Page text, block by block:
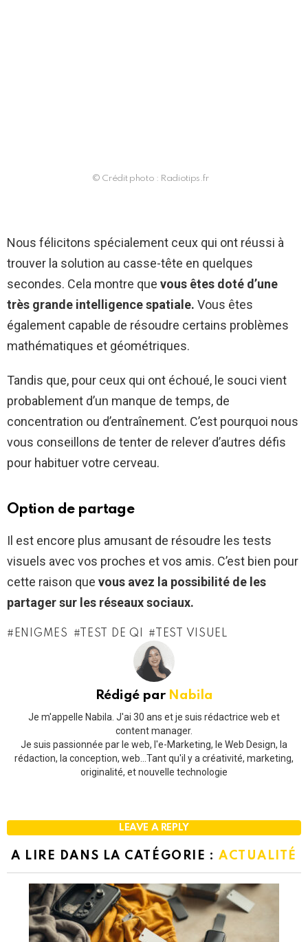
© Crédit photo : Radiotips.fr
Nous félicitons spécialement ceux qui ont réussi à
trouver la solution au casse-tête en quelques
secondes. Cela montre que vous êtes doté d’une
très grande intelligence spatiale. Vous êtes
également capable de résoudre certains problèmes
mathématiques et géométriques.
Tandis que, pour ceux qui ont échoué, le souci vient
probablement d’un manque de temps, de
concentration ou d’entraînement. C’est pourquoi nous
vous conseillons de tenter de relever d’autres défis
pour habituer votre cerveau.
Option de partage
Il est encore plus amusant de résoudre les tests
visuels avec vos proches et vos amis. C’est bien pour
cette raison que vous avez la possibilité de les
partager sur les réseaux sociaux.
ENIGMES TEST DE QI TEST VISUEL
Rédigé par Nabila
Je m'appelle Nabila. J'ai 30 ans et je suis rédactrice web et
content manager.
Je suis passionnée par le web, l'e-Marketing, le Web Design, la
rédaction, la conception, web...Tant qu'il y a créativité, marketing,
originalité, et nouvelle technologie
LEAVE A REPLY
A LIRE DANS LA CATÉGORIE : ACTUALITÉ